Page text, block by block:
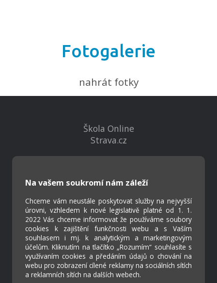
Fotogalerie
nahrát fotky
Na vašem soukromí nám záleží
Chceme vám neustále poskytovat služby na nejvyšší
úrovni, vzhledem k nové legislativě platné od 1. 1.
2022 Vás chceme informovat že používáme soubory
cookies k zajištění funkčnosti webu a s Vaším
souhlasem i mj. k analytickým a marketingovým
účelům. Kliknutím na tlačítko „Rozumím“ souhlasíte s
využívaním cookies a předáním údajů o chování na
webu pro zobrazení cílené reklamy na sociálních sítích
a reklamních sítích na dalších webech.
Škola Online
Strava.cz
Projekty
Cookies
Přístupnost
Přihlášení